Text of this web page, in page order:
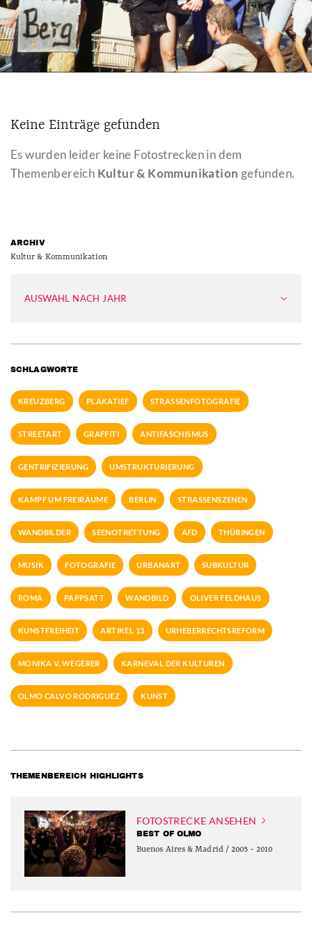
Keine Einträge gefunden
Es wurden leider keine Fotostrecken in dem
Themenbereich Kultur & Kommunikation gefunden.
ARCHIV
Kultur & Kommunikation
AUSWAHL NACH JAHR
SCHLAGWORTE
KREUZBERG PLAKATIEF STRASSENFOTOGRAFIE
STREETART GRAFFITI ANTIFASCHISMUS
GENTRIFIZIERUNG UMSTRUKTURIERUNG
KAMPF UM FREIRÄUME BERLIN STRASSENSZENEN
WANDBILDER SEENOTRETTUNG AFD THÜRINGEN
MUSIK FOTOGRAFIE URBANART SUBKULTUR
ROMA PAPPSATT WANDBILD OLIVER FELDHAUS
KUNSTFREIHEIT ARTIKEL 13 URHEBERRECHTSREFORM
MONIKA V. WEGERER KARNEVAL DER KULTUREN
OLMO CALVO RODRIGUEZ KUNST
THEMENBEREICH HIGHLIGHTS
FOTOSTRECKE ANSEHEN
BEST OF OLMO
Buenos Aires & Madrid / 2005 - 2010